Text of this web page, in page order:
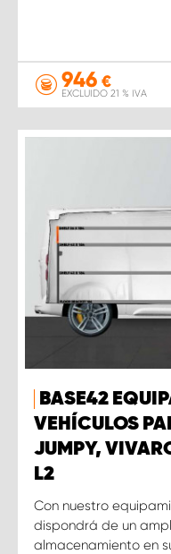
946 €
EXCLUIDO 21 % IVA
BASE42
VEHÍCULOS
JUMPY,
L2
Con nuestro
dispondrá de un
almacenamiento en